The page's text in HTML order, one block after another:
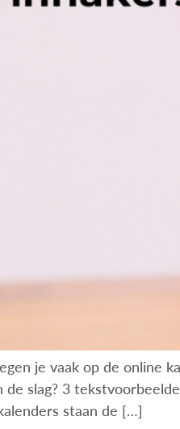
je vaak op de online
slag? 3
staan de […]